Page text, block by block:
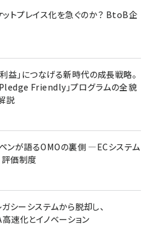
トプレイス化を急ぐのか？ BtoB企
益」につなげる新時代の成長戦略。
Friendly」プログラムの全貌
説
ンが語るOMOの裏側 ―ECシステム
評価制度
シーシステムから脱却し、
速化とイノベーション